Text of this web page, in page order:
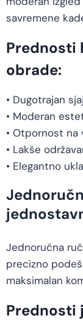
savremene
Prednosti
obrade:
• Dugotrajan
• Moderan
• Otpornost na
• Lakše
• Elegantno
Jednoručna
precizno
maksimalan
Prednosti